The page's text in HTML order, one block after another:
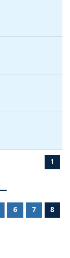
1
6 7 8